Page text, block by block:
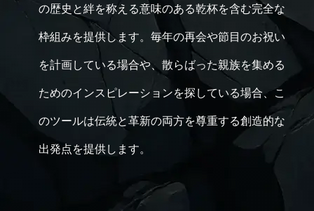
の歴史と絆を称える意味のある乾杯を含む完全な
枠組みを提供します。毎年の再会や節目のお祝い
を計画している場合や、散らばった親族を集める
ためのインスピレーションを探している場合、こ
のツールは伝統と革新の両方を尊重する創造的な
出発点を提供します。